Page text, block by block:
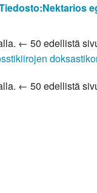
← 50 edellistä
← 50 edellistä